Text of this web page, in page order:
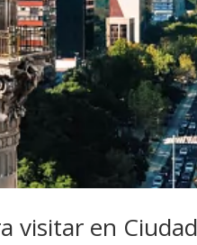
visitar en